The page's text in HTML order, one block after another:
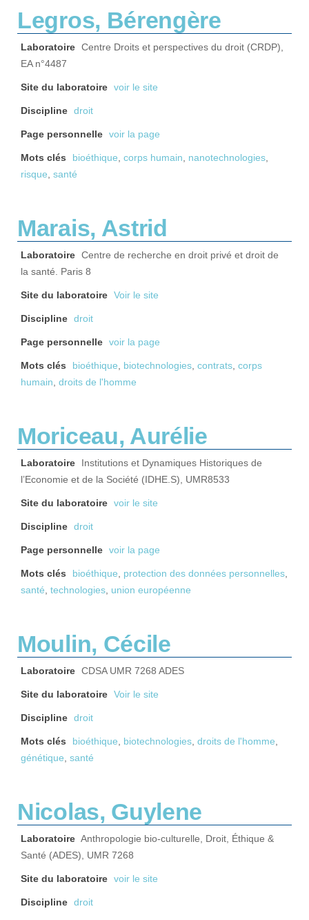
Legros, Bérengère
Laboratoire Centre Droits et perspectives du droit (CRDP),
EA n°4487
Site du laboratoire voir le site
Discipline droit
Page personnelle voir la page
Mots clés bioéthique, corps humain, nanotechnologies,
risque, santé
Marais, Astrid
Laboratoire Centre de recherche en droit privé et droit de
la santé. Paris 8
Site du laboratoire Voir le site
Discipline droit
Page personnelle voir la page
Mots clés bioéthique, biotechnologies, contrats, corps
humain, droits de l'homme
Moriceau, Aurélie
Laboratoire
Institutions et Dynamiques Historiques de
l’Economie et de la Société (IDHE.S), UMR8533
Site du laboratoire voir le site
Discipline droit
Page personnelle voir la page
Mots clés bioéthique, protection des données personnelles,
santé, technologies, union européenne
Moulin, Cécile
Laboratoire CDSA UMR 7268 ADES
Site du laboratoire Voir le site
Discipline droit
Mots clés bioéthique, biotechnologies, droits de l'homme,
génétique, santé
Nicolas, Guylene
Laboratoire Anthropologie bio-culturelle, Droit, Éthique &
Santé (ADES), UMR 7268
Site du laboratoire voir le site
Discipline droit